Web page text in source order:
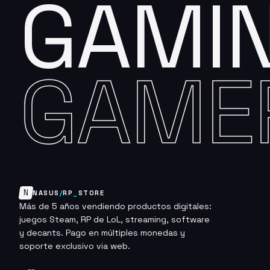
N NASUS /RP STORE
Más de 5 años vendiendo productos digitales:
juegos Steam, RP de LoL, streaming, software
y decants. Pago en múltiples monedas y
soporte exclusivo via web.